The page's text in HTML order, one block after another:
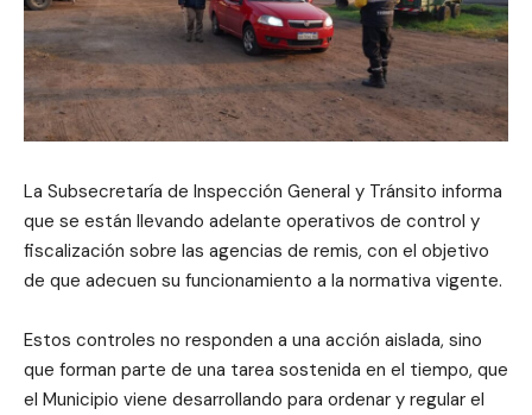
La Subsecretaría de Inspección General y Tránsito informa
que se están llevando adelante operativos de control y
fiscalización sobre las agencias de remis, con el objetivo
de que adecuen su funcionamiento a la normativa vigente.
Estos controles no responden a una acción aislada, sino
que forman parte de una tarea sostenida en el tiempo, que
el Municipio viene desarrollando para ordenar y regular el